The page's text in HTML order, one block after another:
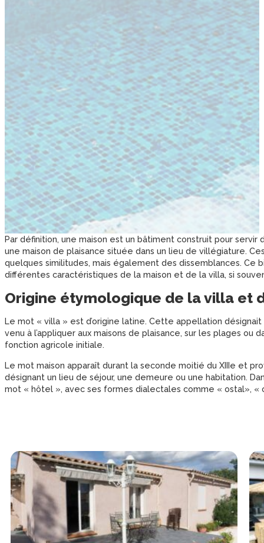
Par définition, une maison est un bâtiment construit pour servir
une maison de plaisance située dans un lieu de villégiature.
quelques similitudes, mais également des dissemblances.
différentes caractéristiques de la maison et de la villa, si
Origine étymologique de la villa et
Le mot « villa » est d’origine latine. Cette appellation
venu à l’appliquer aux maisons de plaisance, sur les plages ou
fonction agricole initiale.
Le mot maison apparaît durant la seconde moitié du XIIIe et
désignant un lieu de séjour, une demeure ou une habitation.
mot « hôtel », avec ses formes dialectales comme « ostal», «